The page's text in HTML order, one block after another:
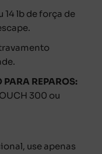
14 lb de força de
REPAROS:
300 ou
use apenas